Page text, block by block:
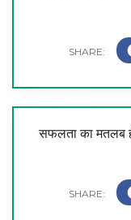
सफलता का मतलब